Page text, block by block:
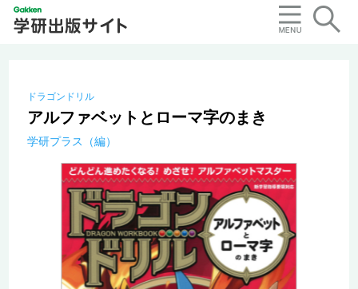
ドラゴンドリル
アルファベットとローマ字のまき
学研プラス（編）